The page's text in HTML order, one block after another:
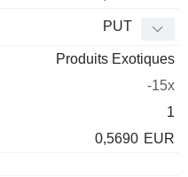
PUT
Produits Exotiques
-15x
1
0,5690 EUR